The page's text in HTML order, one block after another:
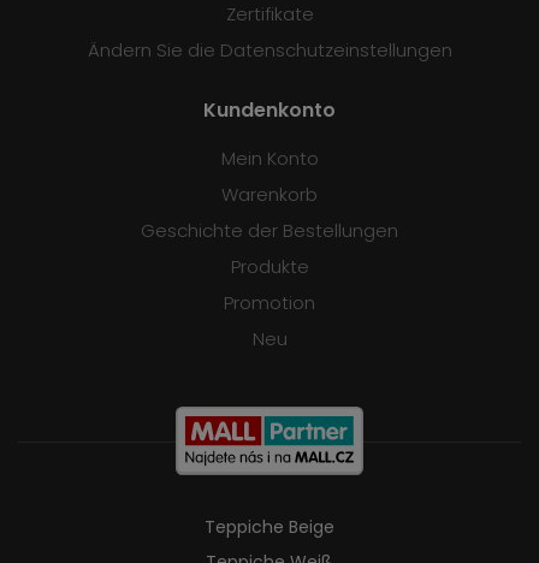
Zertifikate
Ändern Sie die Datenschutzeinstellungen
Kundenkonto
Mein Konto
Warenkorb
Geschichte der Bestellungen
Produkte
Promotion
Neu
Teppiche Beige